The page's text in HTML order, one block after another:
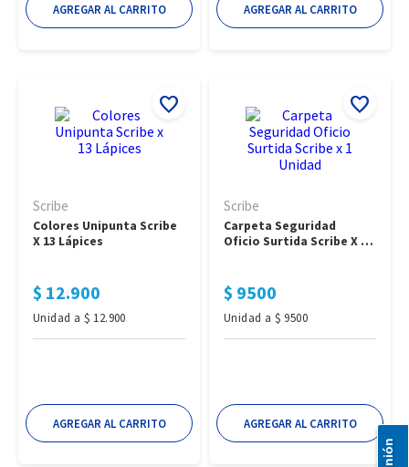
AGREGAR AL CARRITO AGREGAR AL CARRITO
Scribe
Colores Unipunta Scribe
X 13 Lápices
$ 12.900
Unidad a $ 12.900
AGREGAR AL CARRITO
Scribe
Carpeta Seguridad
Oficio Surtida Scribe X 1
$ 9500
Unidad a $ 9500
AGREGAR AL CARRITO